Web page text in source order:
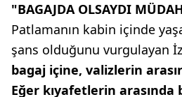
"BAGAJDA OLSAYDI
Patlamanın kabin içinde
şans olduğunu vurgulayan
bagaj içine, valizlerin
Eğer kıyafetlerin